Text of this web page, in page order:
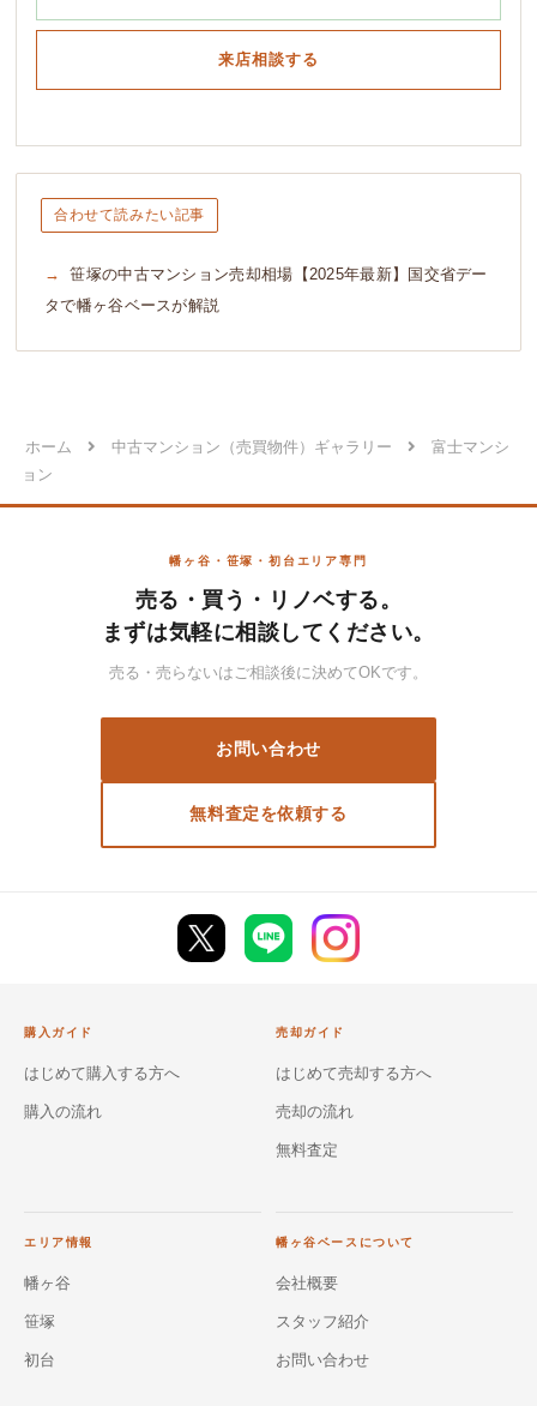
来店相談する
合わせて読みたい記事
笹塚の中古マンション売却相場【2025年最新】国交省デー
タで幡ヶ谷ベースが解説
ホーム 中古マンション（売買物件）ギャラリー
富士マンシ
ョン
幡ヶ谷・笹塚・初台エリア専門
売る・買う・リノベする。
まずは気軽に相談してください。
売る・売らないはご相談後に決めてOKです。
お問い合わせ
無料査定を依頼する
購入ガイド
はじめて購入する方へ
購入の流れ
売却ガイド
はじめて売却する方へ
売却の流れ
無料査定
エリア情報
幡ヶ谷
笹塚
初台
幡ヶ谷ベースについて
会社概要
スタッフ紹介
お問い合わせ